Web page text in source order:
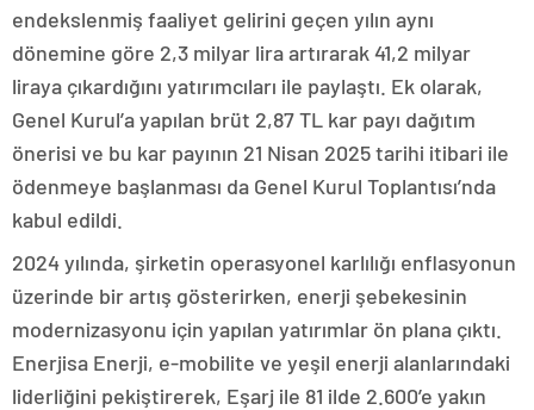
endekslenmiş faaliyet gelirini geçen yılın aynı
dönemine göre 2,3 milyar lira artırarak 41,2 milyar
liraya çıkardığını yatırımcıları ile paylaştı. Ek olarak,
Genel Kurul’a yapılan brüt 2,87 TL kar payı dağıtım
önerisi ve bu kar payının 21 Nisan 2025 tarihi itibari ile
ödenmeye başlanması da Genel Kurul Toplantısı’nda
kabul edildi.
2024 yılında, şirketin operasyonel karlılığı enflasyonun
üzerinde bir artış gösterirken, enerji şebekesinin
modernizasyonu için yapılan yatırımlar ön plana çıktı.
Enerjisa Enerji, e-mobilite ve yeşil enerji alanlarındaki
liderliğini pekiştirerek, Eşarj ile 81 ilde 2.600’e yakın